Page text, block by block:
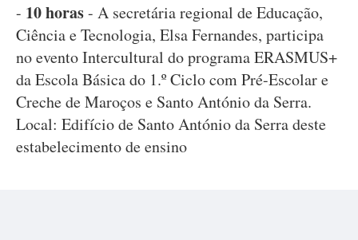
- 10 horas- A secretária regional de Educação,
Ciência e Tecnologia, Elsa Fernandes, participa
no evento Intercultural do programa ERASMUS+
da Escola Básica do 1.º Ciclo com Pré-Escolar e
Creche de Maroços e Santo António da Serra.
Local: Edifício de Santo António da Serra deste
estabelecimento de ensino